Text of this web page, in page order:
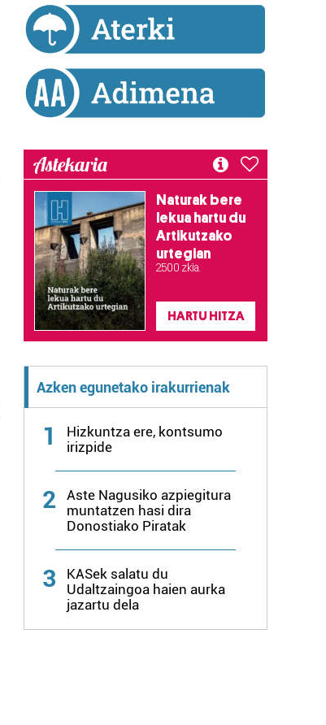
Astekaria
Naturak bere
lekua hartu du
Artikutzako
urtegian
2.500 zkia.
HARTU HITZA
Azken egunetako irakurrienak
1
Hizkuntza ere, kontsumo
irizpide
2
Aste Nagusiko azpiegitura
muntatzen hasi dira
Donostiako Piratak
3
KASek salatu du
Udaltzaingoa haien aurka
jazartu dela